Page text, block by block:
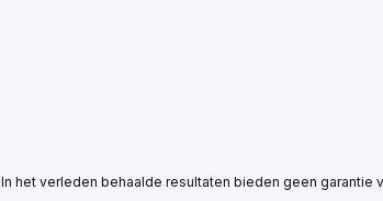
In het verleden behaalde resultaten bieden geen garantie